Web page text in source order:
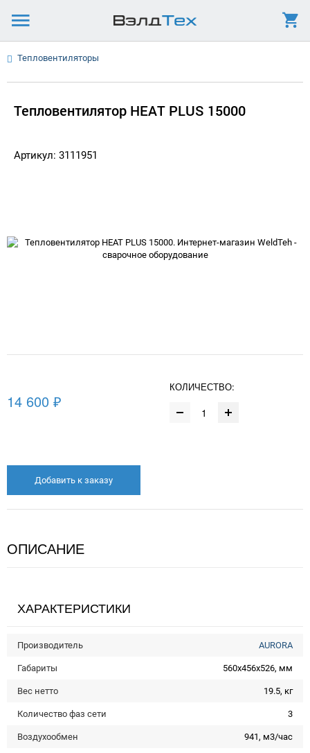
Тепловентиляторы
Тепловентилятор HEAT PLUS 15000
Артикул: 3111951
14 600 ₽
КОЛИЧЕСТВО:
Добавить к заказу
ОПИСАНИЕ
ХАРАКТЕРИСТИКИ
Производитель AURORA
Габариты 560х456х526, мм
Вес нетто 19.5, кг
Количество фаз сети 3
Воздухообмен 941, м3/час